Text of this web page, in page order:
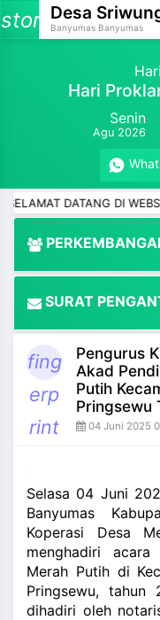
storage
Desa
Banyumas Banyumas
Hari
Senin
Agu 2026
DATANG DI WEBSITE
SURAT
fing
erp
rint
Pengurus
Akad
Putih
Pringsewu
04 Juni 2025
Selasa 04 Juni
Banyumas
Koperasi Desa
menghadiri
Merah Putih di
Pringsewu,
dihadiri oleh